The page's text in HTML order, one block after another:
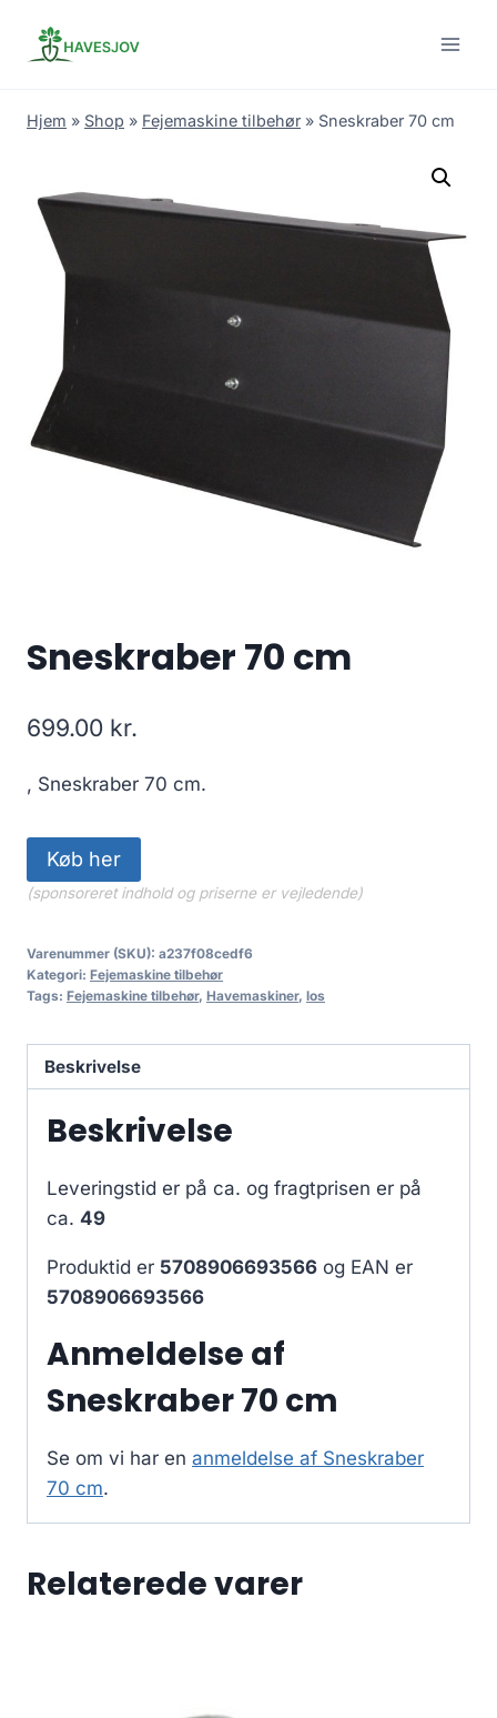
Hjem » Shop » Fejemaskine tilbehør » Sneskraber 70 cm
Sneskraber 70 cm
699.00 kr.
, Sneskraber 70 cm.
Køb her
(sponsoreret indhold og priserne er vejledende)
Varenummer (SKU): a237f08cedf6
Kategori: Fejemaskine tilbehør
Tags: Fejemaskine tilbehør, Havemaskiner, los
Beskrivelse
Beskrivelse
Leveringstid er på ca. og fragtprisen er på
ca. 49
Produktid er 5708906693566 og EAN er
5708906693566
Anmeldelse af
Sneskraber 70 cm
Se om vi har en anmeldelse af Sneskraber
70 cm.
Relaterede varer